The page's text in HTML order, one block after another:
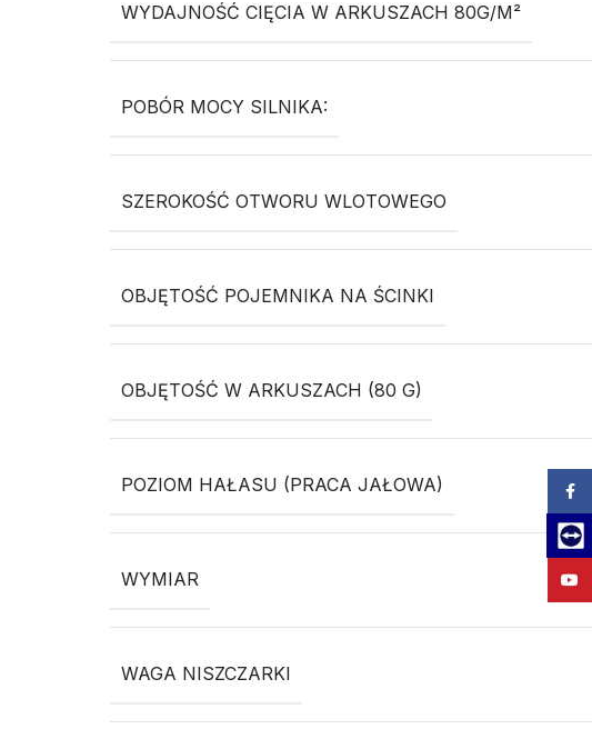
WYDAJNOŚĆ CIĘCIA W ARKUSZACH 80G/M²
POBÓR MOCY SILNIKA:
SZEROKOŚĆ OTWORU WLOTOWEGO
OBJĘTOŚĆ POJEMNIKA NA ŚCINKI
OBJĘTOŚĆ W ARKUSZACH (80 G)
POZIOM HAŁASU (PRACA JAŁOWA)
WYMIAR
WAGA NISZCZARKI